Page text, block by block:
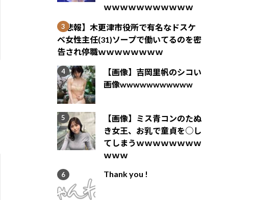
ｗｗｗｗｗｗｗｗｗｗｗ
【悲報】木更津市役所で有名なドスケ
ベ女性主任(31)ソープで働いてるのを密
告され停職ｗｗｗｗｗｗｗｗ
【画像】吉岡里帆のシコい
画像wwwwwwwwwww
【画像】ミス青コンのたぬ
き女王、お乳で童貞を○し
てしまうｗｗｗｗｗｗｗｗ
ｗｗｗ
Thank you !